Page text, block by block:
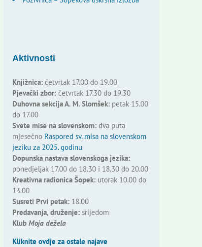
Aktivnosti
Knjižnica:četvrtak 17.00 do 19.00
Pjevački zbor:četvrtak 17.30 do 19.30
Duhovna sekcija A. M. Slomšek:petak 15.00
do 17.00
Svete mise na slovenskom:dva puta
mjesečno Raspored sv. misa na slovenskom
jeziku za 2025. godinu
Dopunska nastava slovenskoga jezika:
ponedjeljak 17.00 do 18.30 i 18.30 do 20.00
Kreativna radionica Šopek:utorak 10.00 do
13.00
Susreti Prvi petak:18.00
Predavanja, druženje:srijedom
Klub Moja dežela
Kliknite ovdje za ostale najave